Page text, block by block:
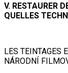
V. RESTAURER
QUELLES
LES TEINTAGES
NÁRODNÍ